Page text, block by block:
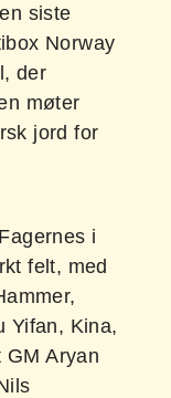
siste
Norway
der
møter
jord for
i
felt, med
Yifan, Kina,
Aryan